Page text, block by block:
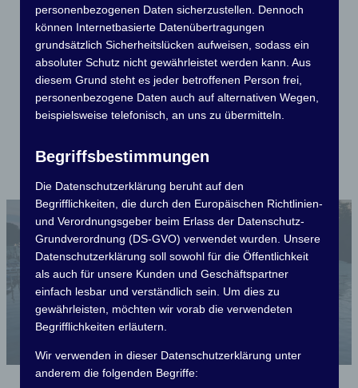
Sport
Breitensport für alle Altersgruppen und seit 2008
fahren Mitglieder bei nationalen und
internationalen Rennen.
Kulturelles und Veranstaltungen
Blaues Band, Lichterfahrt, Meisterschaften
und gemeinsam feiern, aber auch zusammen
Anpacken um unseren Verein mit jedem
Moment etwas schöner zu machen. Erfahre
mehr zu unserem Vereinsleben.
personenbezogenen Daten sicherzustellen. Dennoch
können Internetbasierte Datenübertragungen
grundsätzlich Sicherheitslücken aufweisen, sodass ein
absoluter Schutz nicht gewährleistet werden kann. Aus
diesem Grund steht es jeder betroffenen Person frei,
personenbezogene Daten auch auf alternativen Wegen,
beispielsweise telefonisch, an uns zu übermitteln.
Begriffsbestimmungen
Die Datenschutzerklärung beruht auf den
Begrifflichkeiten, die durch den Europäischen Richtlinien-
und Verordnungsgeber beim Erlass der Datenschutz-
Grundverordnung (DS-GVO) verwendet wurden. Unsere
Datenschutzerklärung soll sowohl für die Öffentlichkeit
als auch für unsere Kunden und Geschäftspartner
einfach lesbar und verständlich sein. Um dies zu
gewährleisten, möchten wir vorab die verwendeten
Begrifflichkeiten erläutern.
Wir verwenden in dieser Datenschutzerklärung unter
anderem die folgenden Begriffe: